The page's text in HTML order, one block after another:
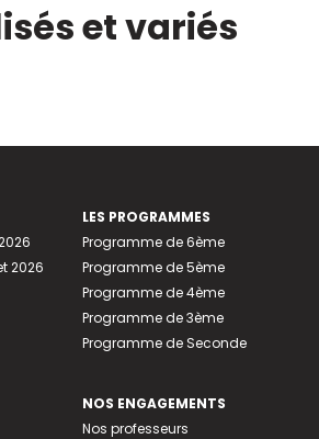
et variés
2026
LES PROGRAMMES
Programme de 6ème
Programme de 5ème
Programme de 4ème
Programme de 3ème
Programme de Seconde
NOS ENGAGEMENTS
Nos professeurs